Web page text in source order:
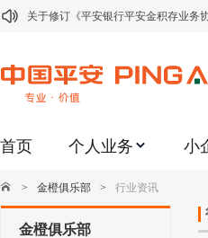
关于修订《平安银行平安金积存业务
关于2021年劳动节期间代理贵金属业
关于加强代理贵金属业务风险防范的
关于进一步加强代理贵金属业务风险
首页 个人业务 小
> 金橙俱乐部 > 行业资讯
金橙俱乐部